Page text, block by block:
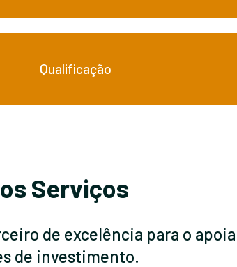
Qualificação
Serviços
de excelência para o
de investimento.